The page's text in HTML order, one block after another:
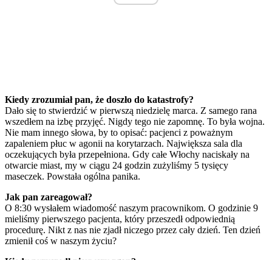
Kiedy zrozumiał pan, że doszło do katastrofy?
Dało się to stwierdzić w pierwszą niedzielę marca. Z samego rana
wszedłem na izbę przyjęć. Nigdy tego nie zapomnę. To była wojna.
Nie mam innego słowa, by to opisać: pacjenci z poważnym
zapaleniem płuc w agonii na korytarzach. Największa sala dla
oczekujących była przepełniona. Gdy całe Włochy naciskały na
otwarcie miast, my w ciągu 24 godzin zużyliśmy 5 tysięcy
maseczek. Powstała ogólna panika.
Jak pan zareagował?
O 8:30 wysłałem wiadomość naszym pracownikom. O godzinie 9
mieliśmy pierwszego pacjenta, który przeszedł odpowiednią
procedurę. Nikt z nas nie zjadł niczego przez cały dzień. Ten dzień
zmienił coś w naszym życiu?